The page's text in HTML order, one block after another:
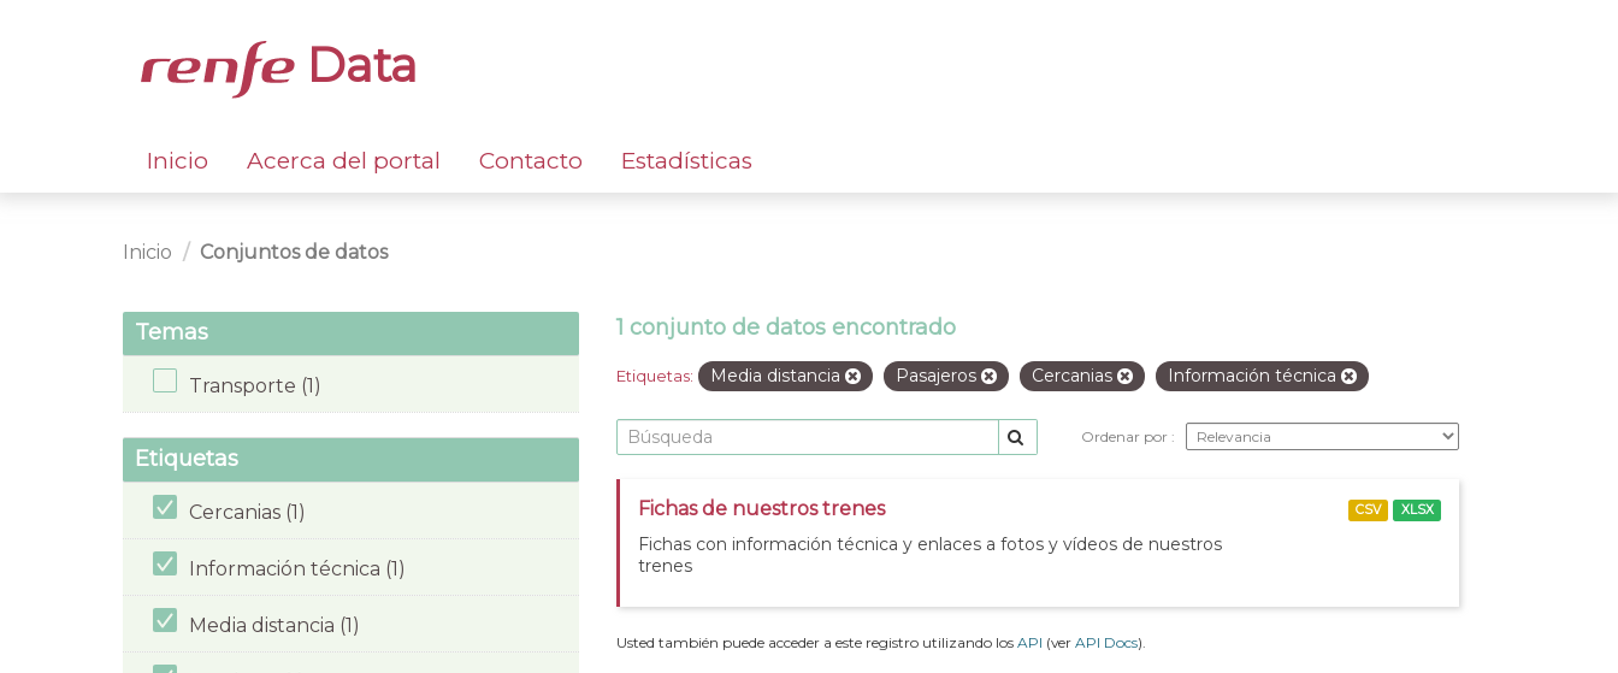
Data
Inicio Acerca del portal Contacto Estadísticas
Inicio Conjuntos de datos
Temas
Transporte (1)
Etiquetas
Cercanias (1)
Información técnica (1)
Media distancia (1)
1 conjunto de datos encontrado
Etiquetas: Media distancia Pasajeros Cercanias Información técnica
Ordenar por
Fichas de nuestros trenes
Fichas con información técnica y enlaces a fotos y vídeos de nuestros
trenes
CSV XLSX
Usted también puede acceder a este registro utilizando los API (ver API Docs).